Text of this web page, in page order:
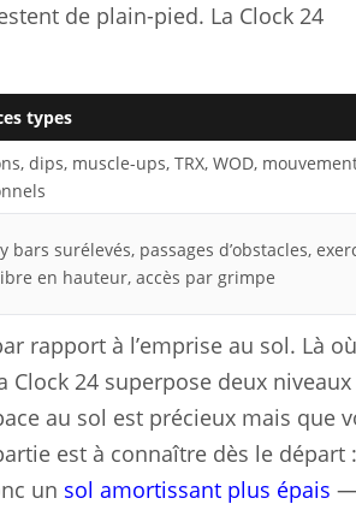
de plain-pied. La Clock 24
types
dips, muscle-ups, TRX, WOD,
bars surélevés, passages d’obstacles,
en hauteur, accès par grimpe
rapport à l’emprise au sol. Là
Clock 24 superpose deux niveaux
au sol est précieux mais que
est à connaître dès le départ :
un sol amortissant plus épais